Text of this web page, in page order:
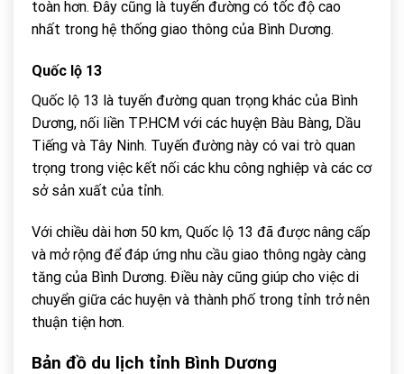
toàn hơn. Đây cũng là tuyến đường có tốc độ cao
nhất trong hệ thống giao thông của Bình Dương.
Quốc lộ 13
Quốc lộ 13 là tuyến đường quan trọng khác của Bình
Dương, nối liền TP.HCM với các huyện Bàu Bàng, Dầu
Tiếng và Tây Ninh. Tuyến đường này có vai trò quan
trọng trong việc kết nối các khu công nghiệp và các cơ
sở sản xuất của tỉnh.
Với chiều dài hơn 50 km, Quốc lộ 13 đã được nâng cấp
và mở rộng để đáp ứng nhu cầu giao thông ngày càng
tăng của Bình Dương. Điều này cũng giúp cho việc di
chuyển giữa các huyện và thành phố trong tỉnh trở nên
thuận tiện hơn.
Bản đồ du lịch tỉnh Bình Dương